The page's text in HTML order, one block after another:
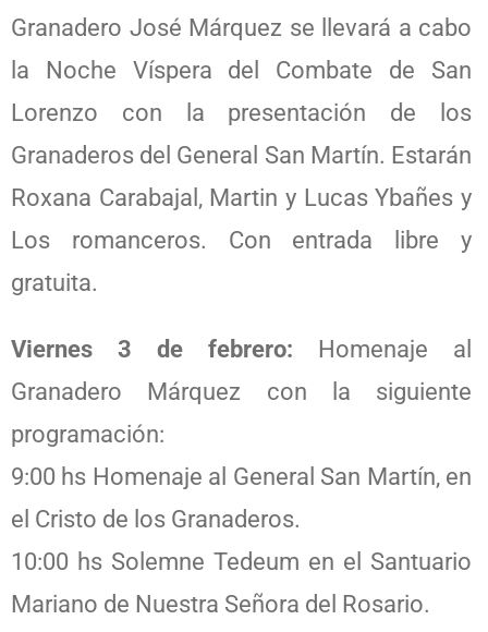
Granadero José Márquez se llevará a cabo
la Noche Víspera del Combate de San
Lorenzo con la presentación de los
Granaderos del General San Martín. Estarán
Roxana Carabajal, Martin y Lucas Ybañes y
Los romanceros. Con entrada libre y
gratuita.
Viernes 3 de febrero: Homenaje al
Granadero Márquez con la siguiente
programación:
9:00 hs Homenaje al General San Martín, en
el Cristo de los Granaderos.
10:00 hs Solemne Tedeum en el Santuario
Mariano de Nuestra Señora del Rosario.